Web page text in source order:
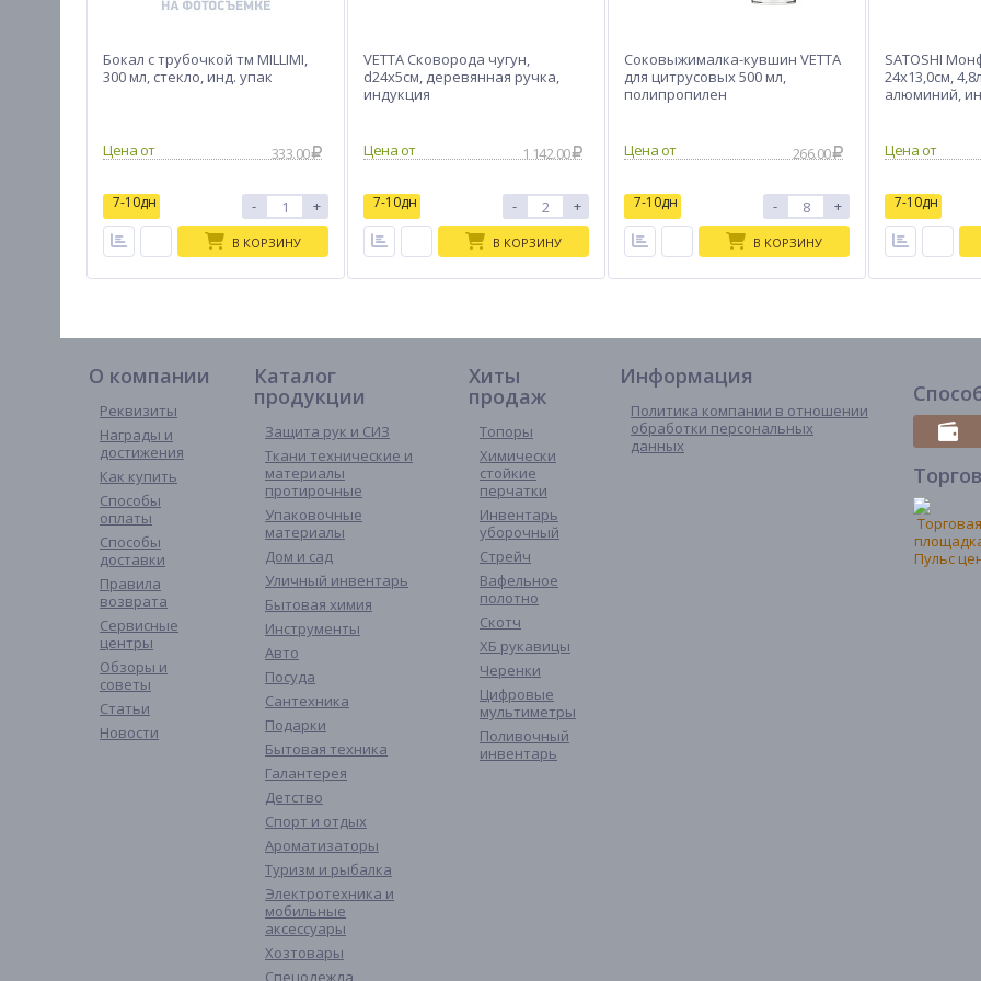
Бокал с трубочкой тм MILLIMI,
300 мл, стекло, инд. упак
333.00
7-10дн - +
В КОРЗИНУ
VETTA Сковорода чугун,
d24х5см, деревянная ручка,
индукция
1 142.00
7-10дн - +
В КОРЗИНУ
Соковыжималка-кувшин VETTA
для цитрусовых 500 мл,
полипропилен
266.00
7-10дн - +
В КОРЗИНУ
SATOSHI
24х13,0см,
алюминий,
7-10дн
О компании
Реквизиты
Награды и
достижения
Как купить
Способы
оплаты
Способы
доставки
Правила
возврата
Сервисные
центры
Обзоры и
советы
Статьи
Новости
Каталог
продукции
Защита рук и СИЗ
Ткани технические и
материалы
протирочные
Упаковочные
материалы
Дом и сад
Уличный инвентарь
Бытовая химия
Инструменты
Авто
Посуда
Сантехника
Подарки
Бытовая техника
Галантерея
Детство
Спорт и отдых
Ароматизаторы
Туризм и рыбалка
Электротехника и
мобильные
аксессуары
Хозтовары
Спецодежда
Хиты
продаж
Топоры
Химически
стойкие
перчатки
Инвентарь
уборочный
Стрейч
Вафельное
полотно
Скотч
ХБ рукавицы
Черенки
Цифровые
мультиметры
Поливочный
инвентарь
Информация
Политика компании в отношении
обработки персональных
данных